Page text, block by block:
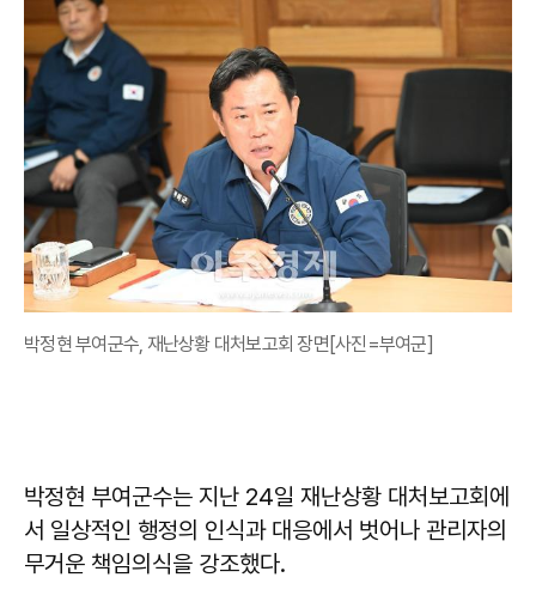
박정현 부여군수, 재난상황 대처보고회 장면[사진=부여군]
박정현 부여군수는 지난 24일 재난상황 대처보고회에
서 일상적인 행정의 인식과 대응에서 벗어나 관리자의
무거운 책임의식을 강조했다.